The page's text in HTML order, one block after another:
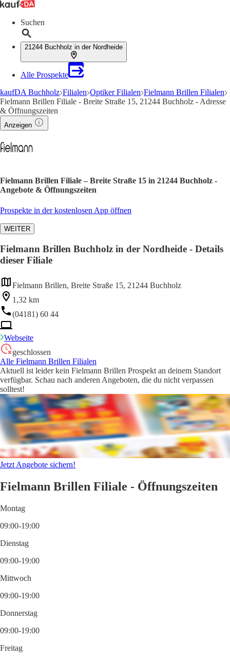
Suchen
21244 Buchholz in der Nordheide
Alle Prospekte
kaufDA Buchholz Filialen Optiker Filialen Fielmann Brillen Filialen
Fielmann Brillen Filiale - Breite Straße 15, 21244 Buchholz - Adresse
& Öffnungszeiten
Anzeigen
Fielmann Brillen Filiale – Breite Straße 15 in 21244 Buchholz -
Angebote & Öffnungszeiten
Prospekte in der kostenlosen App öffnen
WEITER
Fielmann Brillen Buchholz in der Nordheide - Details
dieser Filiale
Fielmann Brillen, Breite Straße 15, 21244 Buchholz
1,32 km
(04181) 60 44
Webseite
geschlossen
Alle Fielmann Brillen Filialen
Aktuell ist leider kein Fielmann Brillen Prospekt an deinem Standort
verfügbar. Schau nach anderen Angeboten, die du nicht verpassen
solltest!
Jetzt Angebote sichern!
Fielmann Brillen Filiale - Öffnungszeiten
Montag
09:00-19:00
Dienstag
09:00-19:00
Mittwoch
09:00-19:00
Donnerstag
09:00-19:00
Freitag